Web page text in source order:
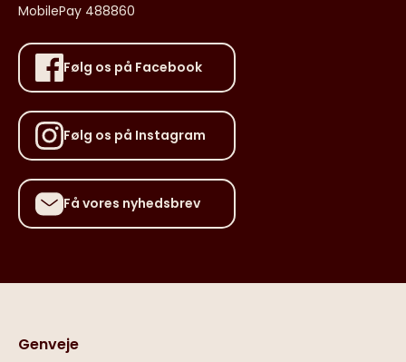
MobilePay 488860
Følg os på Facebook
Følg os på Instagram
Få vores nyhedsbrev
Genveje